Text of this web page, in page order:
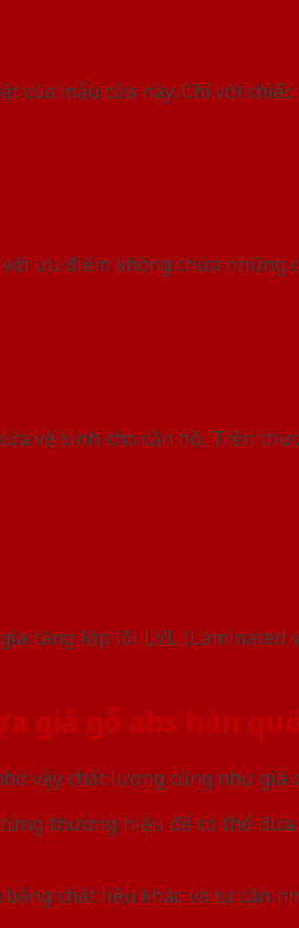
mẫu cửa này. Chỉ với
ưu điểm không chứa
vệ sinh cho căn hộ. Trên
tăng lớp lõi LVL
giả gỗ abs hàn
vậy chất lượng cũng như giá
thương hiệu để có thể
chất liệu khác và tự cân